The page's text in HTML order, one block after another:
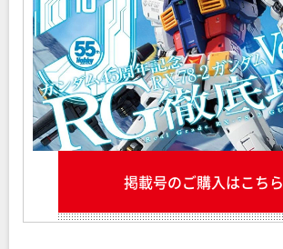
掲載号のご購入はこちら